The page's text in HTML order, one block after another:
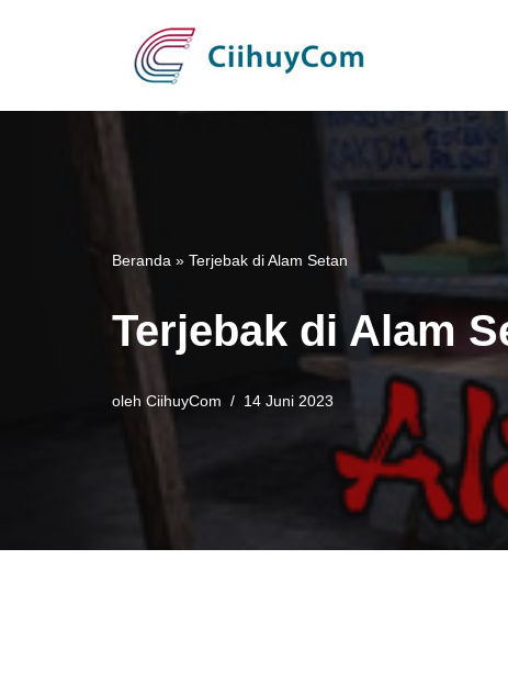
Beranda » Terjebak di Alam Setan
Terjebak di Alam
oleh CiihuyCom 14 Juni 2023